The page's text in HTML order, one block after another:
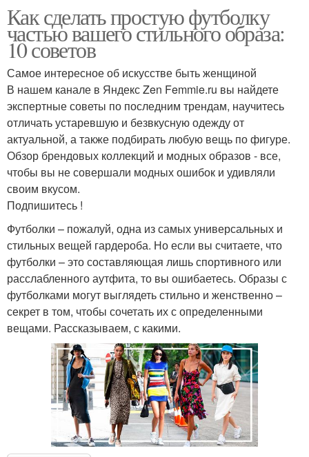
Как сделать простую футболку
частью вашего стильного образа:
10 советов
Самое интересное об искусстве быть женщиной
В нашем канале в Яндекс Zen Femmie.ru вы найдете
экспертные советы по последним трендам, научитесь
отличать устаревшую и безвкусную одежду от
актуальной, а также подбирать любую вещь по фигуре.
Обзор брендовых коллекций и модных образов - все,
чтобы вы не совершали модных ошибок и удивляли
своим вкусом.
Подпишитесь !
Футболки – пожалуй, одна из самых универсальных и
стильных вещей гардероба. Но если вы считаете, что
футболки – это составляющая лишь спортивного или
расслабленного аутфита, то вы ошибаетесь. Образы с
футболками могут выглядеть стильно и женственно –
секрет в том, чтобы сочетать их с определенными
вещами. Рассказываем, с какими.